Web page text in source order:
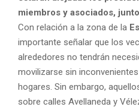
miembros y asociados,
Con relación a la zona de la
importante señalar que los
alrededores no tendrán
movilizarse sin
hogares. Sin embargo,
sobre calles Avellaneda y